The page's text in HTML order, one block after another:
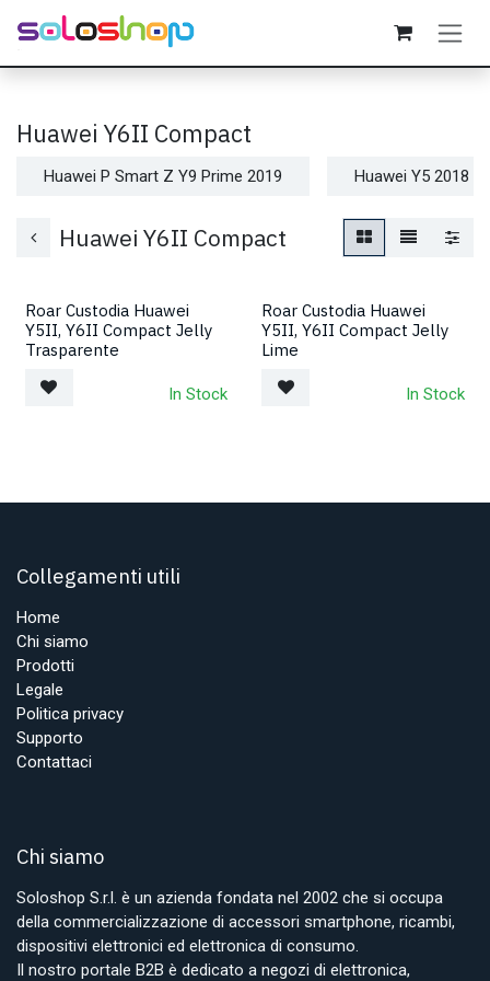
Passa al contenuto
Huawei Y6II Compact
Huawei P Smart Z Y9 Prime 2019 Huawei Y5 2018
Huawei Y6II Compact
Roar Custodia Huawei
Y5II, Y6II Compact Jelly
Trasparente
In Stock
Roar Custodia Huawei
Y5II, Y6II Compact Jelly
Lime
In Stock
Collegamenti utili
Home
Chi siamo
Prodotti
Legale
Politica privacy
Supporto
Contattaci
Chi siamo
Soloshop S.r.l. è un azienda fondata nel 2002 che si occupa
della commercializzazione di accessori smartphone, ricambi,
dispositivi elettronici ed elettronica di consumo.
Il nostro portale B2B è dedicato a negozi di elettronica,